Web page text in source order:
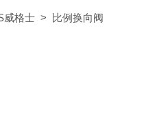
威格士 > 比例换向阀